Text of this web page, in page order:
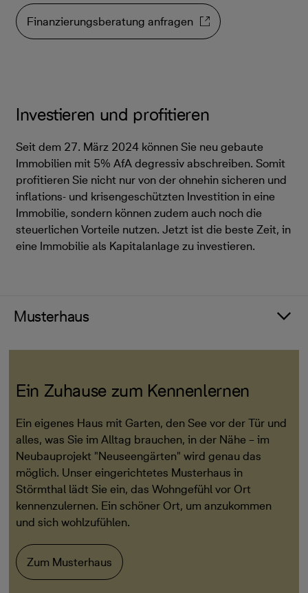
Finanzierungsberatung anfragen
Investieren und profitieren
Seit dem 27. März 2024 können Sie neu gebaute
Immobilien mit 5% AfA degressiv abschreiben. Somit
profitieren Sie nicht nur von der ohnehin sicheren und
inflations- und krisengeschützten Investition in eine
Immobilie, sondern können zudem auch noch die
steuerlichen Vorteile nutzen. Jetzt ist die beste Zeit, in
eine Immobilie als Kapitalanlage zu investieren.
Musterhaus
Ein Zuhause zum Kennenlernen
Ein eigenes Haus mit Garten, den See vor der Tür und
alles, was Sie im Alltag brauchen, in der Nähe – im
Neubauprojekt "Neuseengärten" wird genau das
möglich. Unser eingerichtetes Musterhaus in
Störmthal lädt Sie ein, das Wohngefühl vor Ort
kennenzulernen. Ein schöner Ort, um anzukommen
und sich wohlzufühlen.
Zum Musterhaus